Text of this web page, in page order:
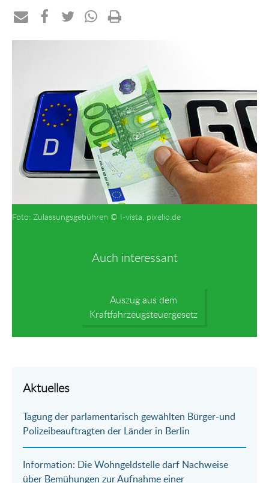
Mail
TwitterWhatsApp
Foto: Zulassungsgebühren © I-vista, pixelio.de
Auch interessant
Auszug aus dem
Kraftfahrzeugsteuergesetz
Aktuelles
Tagung der parlamentarisch gewählten Bürger-und
Polizeibeauftragten der Länder in Berlin
Information: Die Wohngeldstelle darf Nachweise
über Bemühungen zur Aufnahme einer